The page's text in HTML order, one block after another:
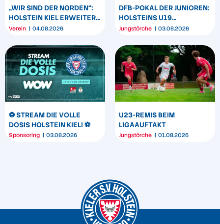
„WIR SIND DER NORDEN“:
HOLSTEIN KIEL ERWEITERT
SEIN MARKENBILD
Verein 04.08.2026
DFB-POKAL DER JUNIOREN:
HOLSTEINS U19
TRIUMPHIERT IN
Jungstörche 03.08.2026
⚽️ STREAM DIE VOLLE
DOSIS HOLSTEIN KIEL! ⚽️
Sponsoring 03.08.2026
U23-REMIS BEIM
LIGAAUFTAKT
Jungstörche 01.08.2026